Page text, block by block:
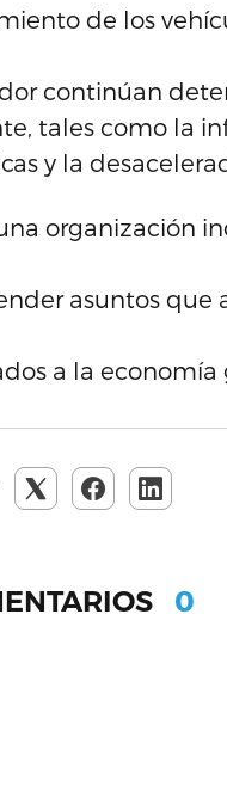
de los
continúan
tales como la
y la
organización
asuntos que
a la economía
0